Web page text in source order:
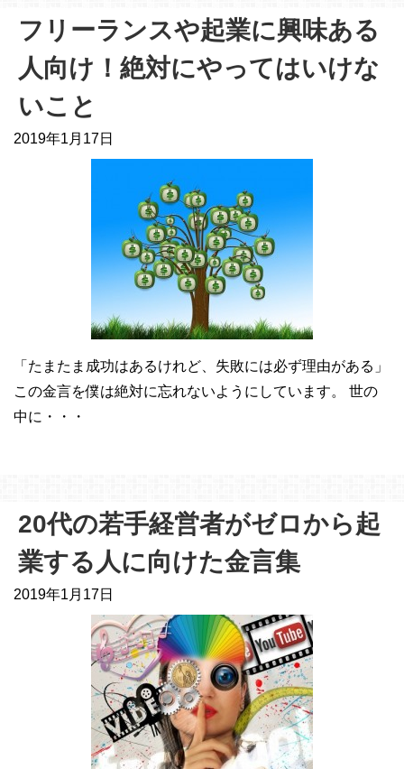
フリーランスや起業に興味ある
人向け！絶対にやってはいけな
いこと
2019年1月17日
「たまたま成功はあるけれど、失敗には必ず理由がある」
この金言を僕は絶対に忘れないようにしています。 世の
中に・・・
20代の若手経営者がゼロから起
業する人に向けた金言集
2019年1月17日